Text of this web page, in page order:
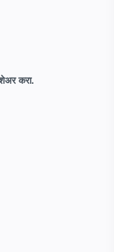
करा.